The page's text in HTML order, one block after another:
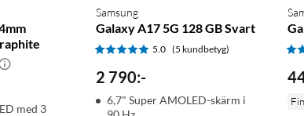
med 3
Samsung
Galaxy A17 5G 128 GB Svart
5.0 (5 kundbetyg)
2 790:-
6,7" Super AMOLED-skärm i